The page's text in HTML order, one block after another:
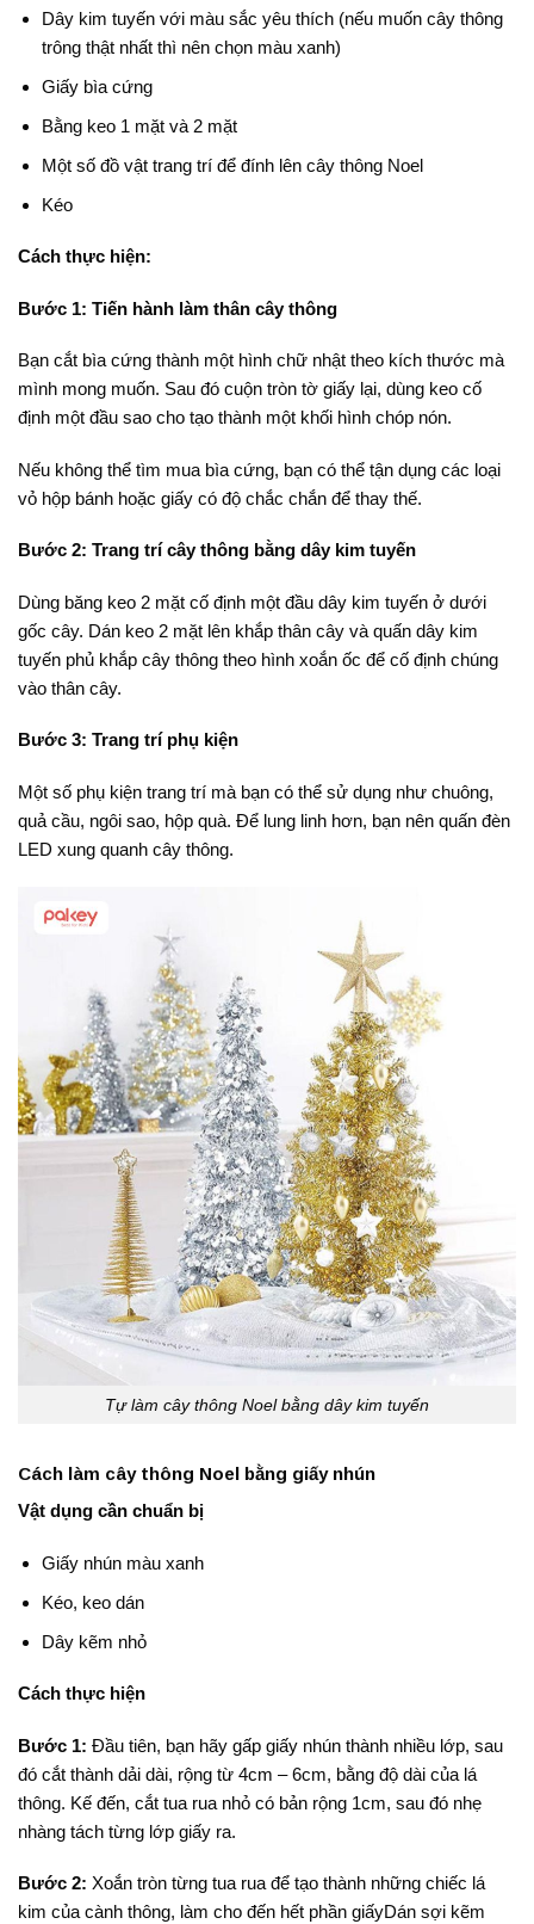
Dây kim tuyến với màu sắc yêu thích (nếu muốn cây thông
trông thật nhất thì nên chọn màu xanh)
Giấy bìa cứng
Bằng keo 1 mặt và 2 mặt
Một số đồ vật trang trí để đính lên cây thông Noel
Kéo
Cách thực hiện:
Bước 1: Tiến hành làm thân cây thông
Bạn cắt bìa cứng thành một hình chữ nhật theo kích thước mà
mình mong muốn. Sau đó cuộn tròn tờ giấy lại, dùng keo cố
định một đầu sao cho tạo thành một khối hình chóp nón.
Nếu không thể tìm mua bìa cứng, bạn có thể tận dụng các loại
vỏ hộp bánh hoặc giấy có độ chắc chắn để thay thế.
Bước 2: Trang trí cây thông bằng dây kim tuyến
Dùng băng keo 2 mặt cố định một đầu dây kim tuyến ở dưới
gốc cây. Dán keo 2 mặt lên khắp thân cây và quấn dây kim
tuyến phủ khắp cây thông theo hình xoắn ốc để cố định chúng
vào thân cây.
Bước 3: Trang trí phụ kiện
Một số phụ kiện trang trí mà bạn có thể sử dụng như chuông,
quả cầu, ngôi sao, hộp quà. Để lung linh hơn, bạn nên quấn đèn
LED xung quanh cây thông.
Tự làm cây thông Noel bằng dây kim tuyến
Cách làm cây thông Noel bằng giấy nhún
Vật dụng cần chuẩn bị
Giấy nhún màu xanh
Kéo, keo dán
Dây kẽm nhỏ
Cách thực hiện
Bước 1: Đầu tiên, bạn hãy gấp giấy nhún thành nhiều lớp, sau
đó cắt thành dải dài, rộng từ 4cm – 6cm, bằng độ dài của lá
thông. Kế đến, cắt tua rua nhỏ có bản rộng 1cm, sau đó nhẹ
nhàng tách từng lớp giấy ra.
Bước 2: Xoắn tròn từng tua rua để tạo thành những chiếc lá
kim của cành thông, làm cho đến hết phần giấyDán sợi kẽm